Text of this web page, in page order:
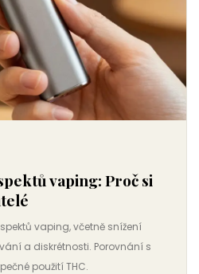
vaping: Proč si
vaping, včetně snížení
a diskrétnosti. Porovnání s
použití THC.